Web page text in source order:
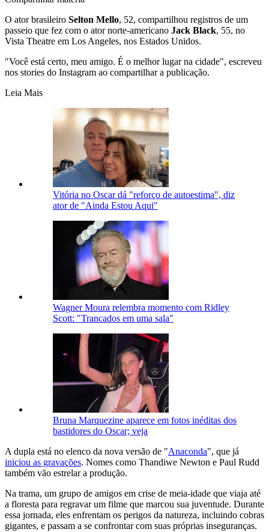
O ator brasileiro Selton Mello, 52, compartilhou registros de um
passeio que fez com o ator norte-americano Jack Black, 55, no
Vista Theatre em Los Angeles, nos Estados Unidos.
"Você está certo, meu amigo. É o melhor lugar na cidade", escreveu
nos stories do Instagram ao compartilhar a publicação.
Leia Mais
Vitória no Oscar dá "reforço de autoestima", diz
ator de "Ainda Estou Aqui"
Wagner Moura relembra momento com Ridley
Scott: "Trancados em uma sala"
Bruna Marquezine aparece em fotos inéditas dos
bastidores do Oscar; veja
A dupla está no elenco da nova versão de "Anaconda", que já
iniciou as gravações. Nomes como Thandiwe Newton e Paul Rudd
também vão estrelar a produção.
Na trama, um grupo de amigos em crise de meia-idade que viaja até
a floresta para regravar um filme que marcou sua juventude. Durante
essa jornada, eles enfrentam os perigos da natureza, incluindo cobras
gigantes, e passam a se confrontar com suas próprias inseguranças.